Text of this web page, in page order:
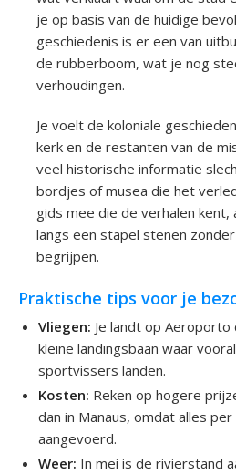
je op basis van de huidige
geschiedenis is er een van
de rubberboom, wat je nog
verhoudingen.
Je voelt de koloniale
kerk en de restanten van de
veel historische informatie
bordjes of musea die het
gids mee die de verhalen
langs een stapel stenen
begrijpen.
Praktische tips voor je
Vliegen: Je landt op Aeroporto
kleine landingsbaan waar
sportvissers landen.
Kosten: Reken op hogere
dan in Manaus, omdat alles
aangevoerd.
Weer: In mei is de rivierstand